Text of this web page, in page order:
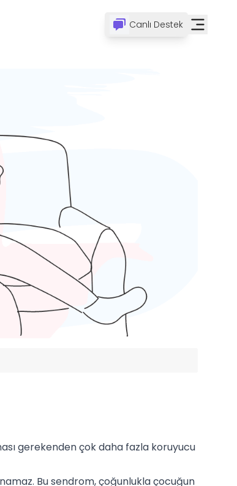
Canlı Destek
gerekenden çok daha fazla koruyucu
Bu sendrom, çoğunlukla çocuğun